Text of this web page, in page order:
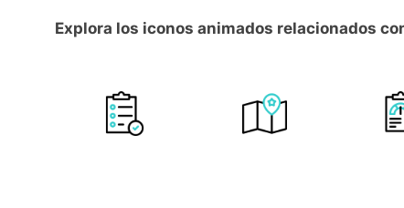
Explora los iconos animados relacionados